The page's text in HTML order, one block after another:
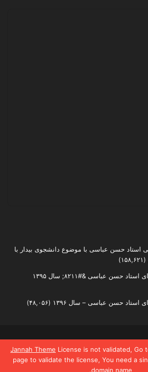
Jannah Theme License is not validated, Go
page to validate the license, You need a
domain name.
استاد حسن عباسی با موضوع دانشجوی بیدار با
(۱۵۸,۶۲۱)
حسن عباسی &#۸۲۱۱; سال ۱۳۹۵
استاد حسن عباسی – سال ۱۳۹۶ (۴۸,۰۵۶)